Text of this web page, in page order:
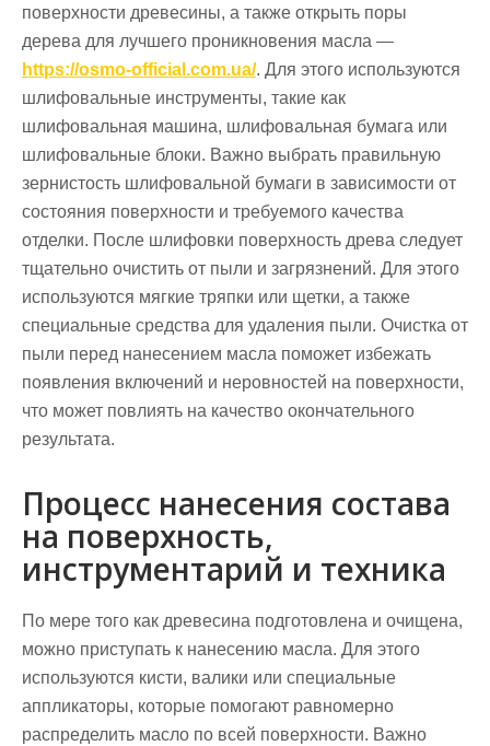
поверхности древесины, а также открыть поры
дерева для лучшего проникновения масла —
https://osmo-official.com.ua/. Для этого используются
шлифовальные инструменты, такие как
шлифовальная машина, шлифовальная бумага или
шлифовальные блоки. Важно выбрать правильную
зернистость шлифовальной бумаги в зависимости от
состояния поверхности и требуемого качества
отделки. После шлифовки поверхность древа следует
тщательно очистить от пыли и загрязнений. Для этого
используются мягкие тряпки или щетки, а также
специальные средства для удаления пыли. Очистка от
пыли перед нанесением масла поможет избежать
появления включений и неровностей на поверхности,
что может повлиять на качество окончательного
результата.
Процесс нанесения состава
на поверхность,
инструментарий и техника
По мере того как древесина подготовлена и очищена,
можно приступать к нанесению масла. Для этого
используются кисти, валики или специальные
аппликаторы, которые помогают равномерно
распределить масло по всей поверхности. Важно